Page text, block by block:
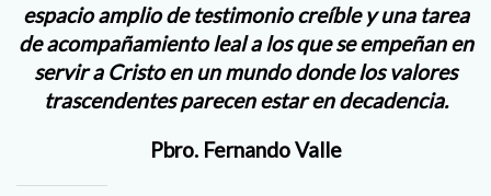
espacio amplio de testimonio creíble y una tarea
de acompañamiento leal a los que se empeñan en
servir a Cristo en un mundo donde los valores
trascendentes parecen estar en decadencia.
Pbro. Fernando Valle